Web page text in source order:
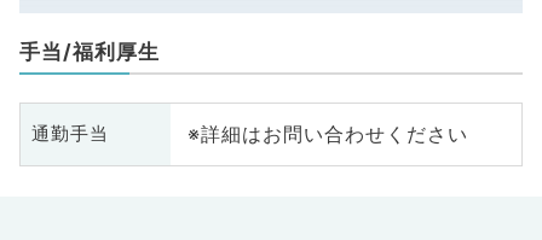
手当/福利厚生
通勤手当 ※詳細はお問い合わせください